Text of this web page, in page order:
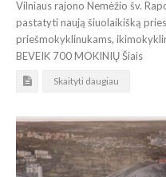
Vilniaus rajono Nemėžio šv.
pastatyti naują šiuolaikišką
priešmokyklinukams,
BEVEIK 700 MOKINIŲ Šiais
Skaityti daugiau